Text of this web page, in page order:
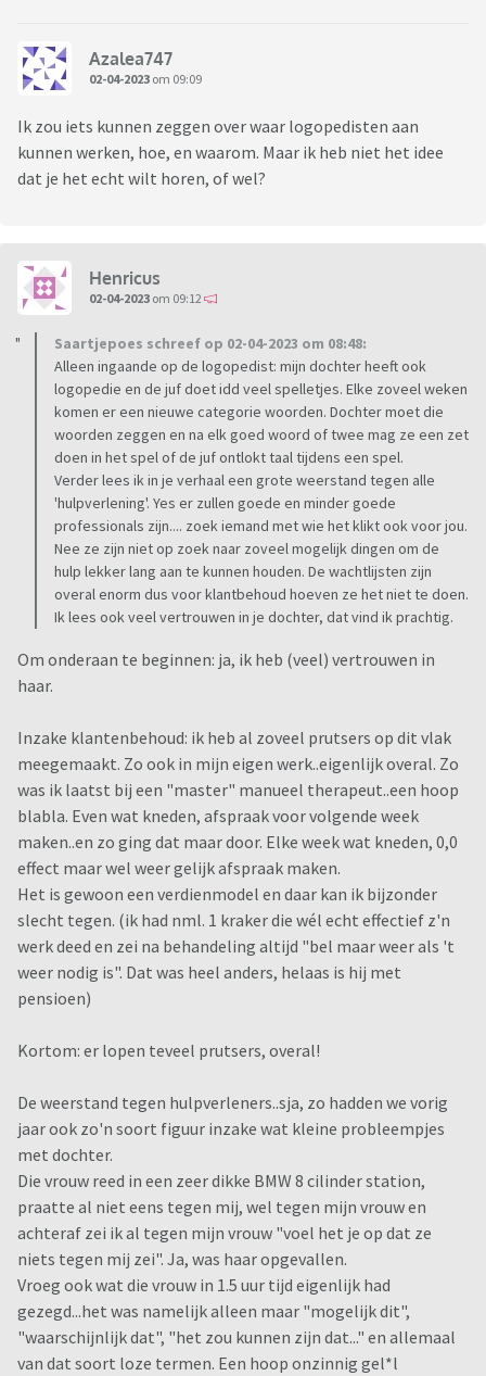
Azalea747
02-04-2023 om 09:09
Ik zou iets kunnen zeggen over waar logopedisten aan
kunnen werken, hoe, en waarom. Maar ik heb niet het idee
dat je het echt wilt horen, of wel?
Henricus
02-04-2023 om 09:12
Saartjepoes schreef op 02-04-2023 om 08:48:
Alleen ingaande op de logopedist: mijn dochter heeft ook
logopedie en de juf doet idd veel spelletjes. Elke zoveel weken
komen er een nieuwe categorie woorden. Dochter moet die
woorden zeggen en na elk goed woord of twee mag ze een zet
doen in het spel of de juf ontlokt taal tijdens een spel.
Verder lees ik in je verhaal een grote weerstand tegen alle
'hulpverlening'. Yes er zullen goede en minder goede
professionals zijn.... zoek iemand met wie het klikt ook voor jou.
Nee ze zijn niet op zoek naar zoveel mogelijk dingen om de
hulp lekker lang aan te kunnen houden. De wachtlijsten zijn
overal enorm dus voor klantbehoud hoeven ze het niet te doen.
Ik lees ook veel vertrouwen in je dochter, dat vind ik prachtig.
Om onderaan te beginnen: ja, ik heb (veel) vertrouwen in
haar.
Inzake klantenbehoud: ik heb al zoveel prutsers op dit vlak
meegemaakt. Zo ook in mijn eigen werk..eigenlijk overal. Zo
was ik laatst bij een "master" manueel therapeut..een hoop
blabla. Even wat kneden, afspraak voor volgende week
maken..en zo ging dat maar door. Elke week wat kneden, 0,0
effect maar wel weer gelijk afspraak maken.
Het is gewoon een verdienmodel en daar kan ik bijzonder
slecht tegen. (ik had nml. 1 kraker die wél echt effectief z'n
werk deed en zei na behandeling altijd "bel maar weer als 't
weer nodig is". Dat was heel anders, helaas is hij met
pensioen)
Kortom: er lopen teveel prutsers, overal!
De weerstand tegen hulpverleners..sja, zo hadden we vorig
jaar ook zo'n soort figuur inzake wat kleine probleempjes
met dochter.
Die vrouw reed in een zeer dikke BMW 8 cilinder station,
praatte al niet eens tegen mij, wel tegen mijn vrouw en
achteraf zei ik al tegen mijn vrouw "voel het je op dat ze
niets tegen mij zei". Ja, was haar opgevallen.
Vroeg ook wat die vrouw in 1.5 uur tijd eigenlijk had
gezegd...het was namelijk alleen maar "mogelijk dit",
"waarschijnlijk dat", "het zou kunnen zijn dat..." en allemaal
van dat soort loze termen. Een hoop onzinnig gel*l